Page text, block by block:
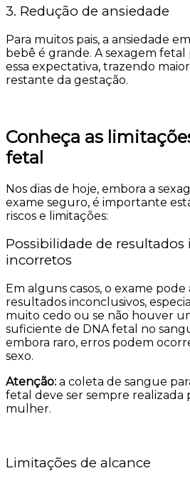
3. Redução de ansiedade
Para muitos pais, a ansiedade
bebê é grande. A sexagem
essa expectativa, trazendo
restante da gestação.
Conheça as
fetal
Nos dias de hoje, embora a
exame seguro, é importante
riscos e limitações:
Possibilidade de
incorretos
Em alguns casos, o exame
resultados inconclusivos,
muito cedo ou se não houver
suficiente de DNA fetal no
embora raro, erros podem
sexo.
Atenção: a coleta de sangue
fetal deve ser sempre realizada
mulher.
Limitações de alcance